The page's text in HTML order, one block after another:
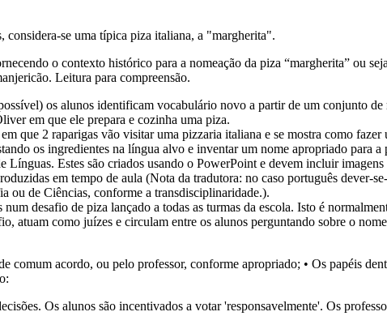
se uma típica piza italiana, a "margherita".
o contexto histórico para a nomeação da piza “margherita” ou
Leitura para compreensão.
os alunos identificam vocabulário novo a partir de um conjunto de
em que ele prepara e cozinha uma piza.
que 2 raparigas vão visitar uma pizzaria italiana e se mostra como fazer
os ingredientes na língua alvo e inventar um nome apropriado para a
Línguas. Estes são criados usando o PowerPoint e devem incluir
em tempo de aula (Nota da tradutora: no caso português dever-
ou de Ciências, conforme a transdisciplinaridade.).
desafio de piza lançado a todas as turmas da escola. Isto é
atuam como juízes e circulam entre os alunos perguntando sobre o
comum acordo, ou pelo professor, conforme apropriado; • Os papéis
Os alunos são incentivados a votar 'responsavelmente'. Os